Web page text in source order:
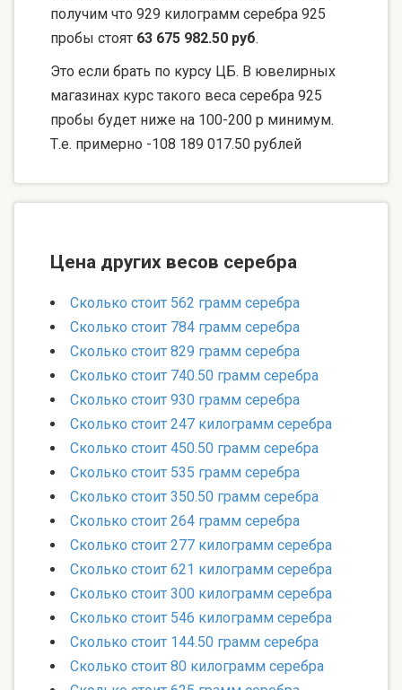
получим что 929 килограмм серебра 925
пробы стоят 63 675 982.50 руб.
Это если брать по курсу ЦБ. В ювелирных
магазинах курс такого веса серебра 925
пробы будет ниже на 100-200 р минимум.
Т.е. примерно -108 189 017.50 рублей
Цена других весов серебра
Сколько стоит 562 грамм серебра
Сколько стоит 784 грамм серебра
Сколько стоит 829 грамм серебра
Сколько стоит 740.50 грамм серебра
Сколько стоит 930 грамм серебра
Сколько стоит 247 килограмм серебра
Сколько стоит 450.50 грамм серебра
Сколько стоит 535 грамм серебра
Сколько стоит 350.50 грамм серебра
Сколько стоит 264 грамм серебра
Сколько стоит 277 килограмм серебра
Сколько стоит 621 килограмм серебра
Сколько стоит 300 килограмм серебра
Сколько стоит 546 килограмм серебра
Сколько стоит 144.50 грамм серебра
Сколько стоит 80 килограмм серебра